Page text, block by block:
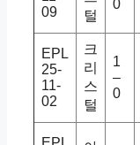
09
털
0
EPL
25-
11-
02
크
리
스
털
1
–
0